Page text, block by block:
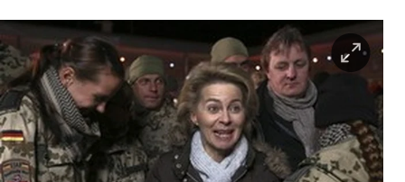
sport
berlin
nord
wahrheit